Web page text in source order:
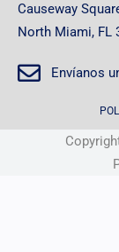
Causeway
North Miami, FL
Envíanos